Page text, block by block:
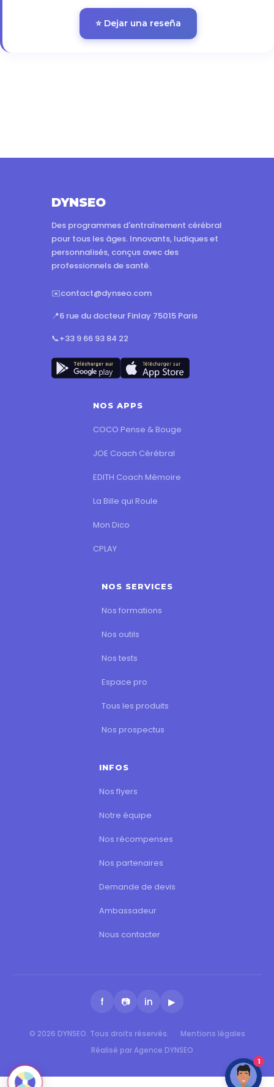
⭐ Dejar una reseña
DYNSEO
Des programmes d'entraînement cérébral
pour tous les âges. Innovants, ludiques et
personnalisés, conçus avec des
professionnels de santé.
✉️contact@dynseo.com
📍6 rue du docteur Finlay 75015 Paris
📞+33 9 66 93 84 22
NOS APPS
COCO Pense & Bouge
JOE Coach Cérébral
EDITH Coach Mémoire
La Bille qui Roule
Mon Dico
CPLAY
NOS SERVICES
Nos formations
Nos outils
Nos tests
Espace pro
Tous les produits
Nos prospectus
INFOS
Nos flyers
Notre équipe
Nos récompenses
Nos partenaires
Demande de devis
Ambassadeur
Nous contacter
f 📷 in ▶
© 2026 DYNSEO. Tous droits réservés.
Mentions légales
Réalisé par Agence DYNSEO
1